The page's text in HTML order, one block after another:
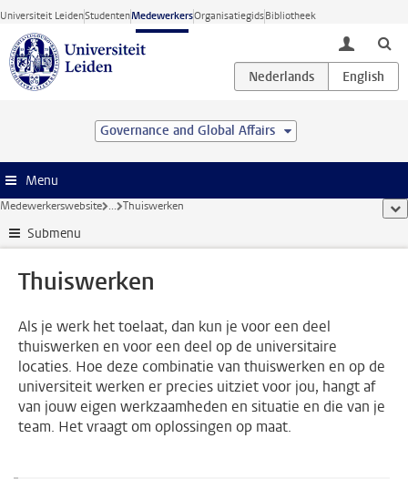
Ga direct naar de inhoud
Universiteit LeidenStudentenMedewerkersOrganisatiegidsBibliotheek
toggle
Governance and Global Affairs
Menu
Medewerkerswebsite ... Thuiswerken
Submenu
Thuiswerken
Als je werk het toelaat, dan kun je voor een deel
thuiswerken en voor een deel op de universitaire
locaties. Hoe deze combinatie van thuiswerken en op de
universiteit werken er precies uitziet voor jou, hangt af
van jouw eigen werkzaamheden en situatie en die van je
team. Het vraagt om oplossingen op maat.